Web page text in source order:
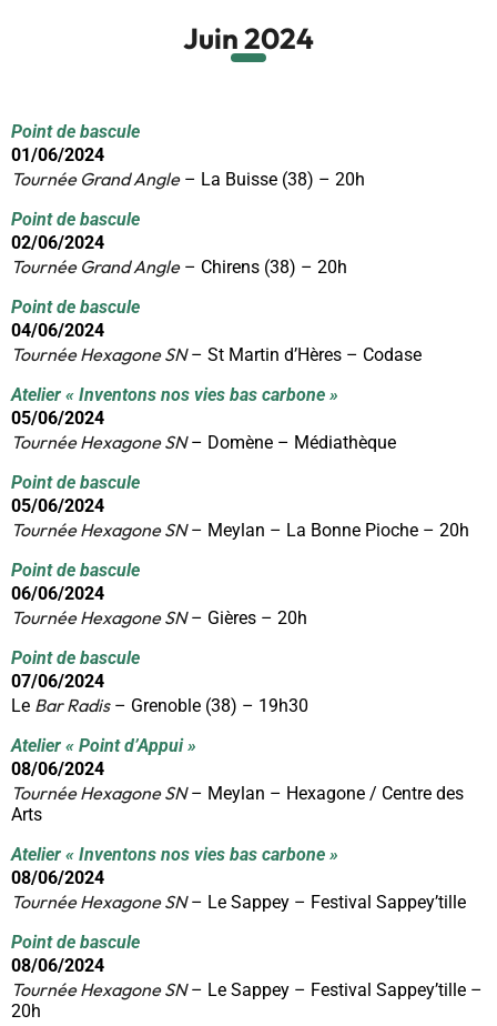
Juin 2024
Point de bascule
01/06/2024
Tournée Grand Angle– La Buisse (38) – 20h
Point de bascule
02/06/2024
Tournée Grand Angle– Chirens (38) – 20h
Point de bascule
04/06/2024
Tournée Hexagone SN– St Martin d’Hères – Codase
Atelier « Inventons nos vies bas carbone »
05/06/2024
Tournée Hexagone SN– Domène – Médiathèque
Point de bascule
05/06/2024
Tournée Hexagone SN– Meylan – La Bonne Pioche – 20h
Point de bascule
06/06/2024
Tournée Hexagone SN– Gières – 20h
Point de bascule
07/06/2024
Le Bar Radis– Grenoble (38) – 19h30
Atelier « Point d’Appui »
08/06/2024
Tournée Hexagone SN– Meylan – Hexagone / Centre des
Arts
Atelier « Inventons nos vies bas carbone »
08/06/2024
Tournée Hexagone SN– Le Sappey – Festival Sappey’tille
Point de bascule
08/06/2024
Tournée Hexagone SN– Le Sappey – Festival Sappey’tille –
20h